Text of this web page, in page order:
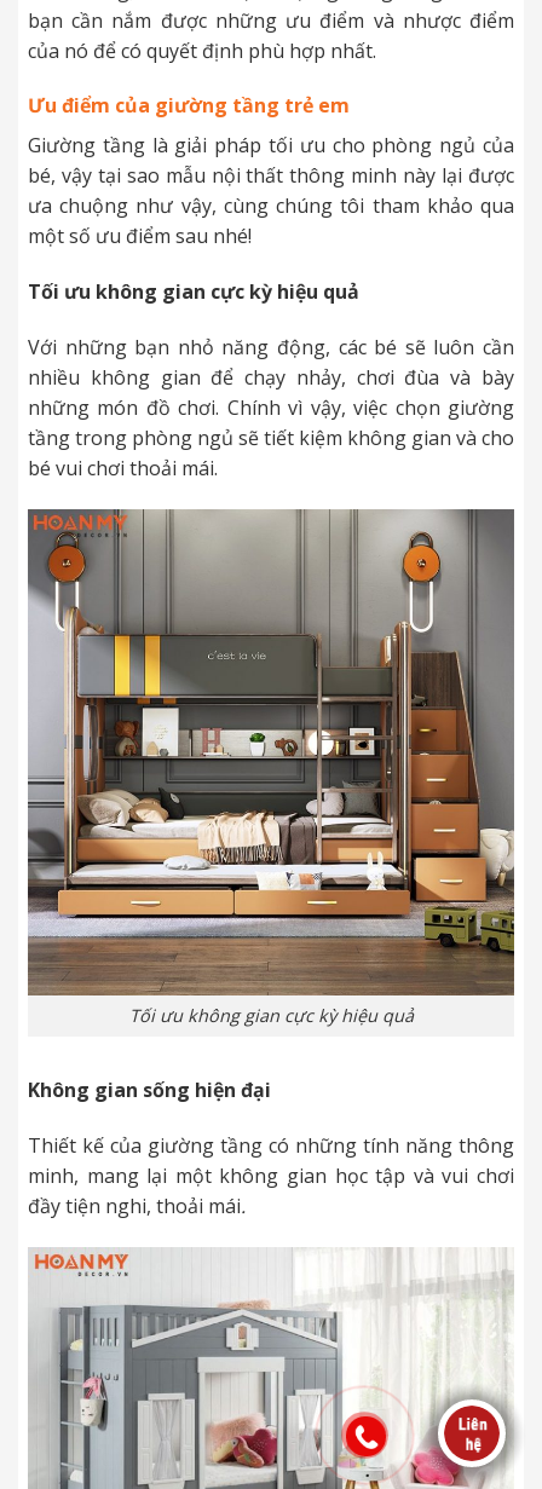
bạn cần nắm được những ưu điểm và nhược điểm
của nó để có quyết định phù hợp nhất.
Ưu điểm của giường tầng trẻ em
Giường tầng là giải pháp tối ưu cho phòng ngủ của
bé, vậy tại sao mẫu nội thất thông minh này lại được
ưa chuộng như vậy, cùng chúng tôi tham khảo qua
một số ưu điểm sau nhé!
Tối ưu không gian cực kỳ hiệu quả
Với những bạn nhỏ năng động, các bé sẽ luôn cần
nhiều không gian để chạy nhảy, chơi đùa và bày
những món đồ chơi. Chính vì vậy, việc chọn giường
tầng trong phòng ngủ sẽ tiết kiệm không gian và cho
bé vui chơi thoải mái.
Tối ưu không gian cực kỳ hiệu quả
Không gian sống hiện đại
Thiết kế của giường tầng có những tính năng thông
minh, mang lại một không gian học tập và vui chơi
đầy tiện nghi, thoải mái.